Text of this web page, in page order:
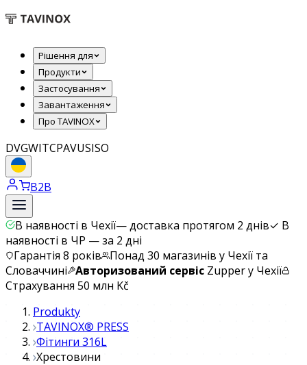
Рішення для
Продукти
Застосування
Завантаження
Про TAVINOX
DVGWITCPAVUSISO
B2B
В наявності в Чехії—доставка протягом 2 днів✓ В
наявності в ЧР — за 2 дні
Гарантія 8 років
Понад 30 магазинів у Чехії та
Словаччині Авторизований сервіс Zupper у Чехії
Страхування 50 млн Kč
Produkty
TAVINOX® PRESS
Фітинги 316L
Хрестовини